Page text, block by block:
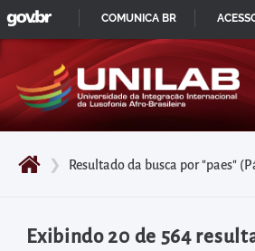
Pular
para
início
do
principal
❯ Resultado da busca por "paes"
Exibindo 20 de 564
IR
PARA
GOVBR
COMUNICA BR